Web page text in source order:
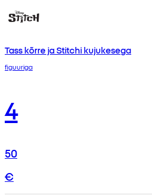
Tass kõrre ja Stitchi kujukesega
figuuriga
4
50
€